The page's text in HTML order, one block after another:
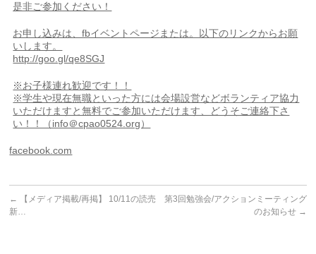
是非ご参加ください！
お申し込みは、fbイベントページまたは。以下のリンクからお願
いします。
http://goo.gl/qe8SGJ
※お子様連れ歓迎です！！
※学生や現在無職といった方には会場設営などボランティア協力
いただけますと無料でご参加いただけます、どうそご連絡下さ
い！！（info＠cpao0524.org）
facebook.com
←
【メディア掲載/再掲】 10/11の読売
新…
第3回勉強会/アクションミーティング
のお知らせ →